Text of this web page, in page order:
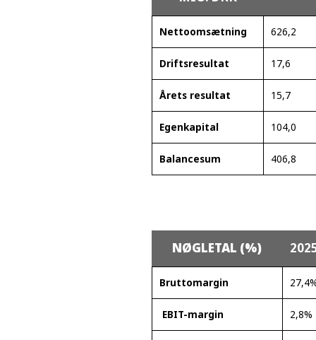
Nettoomsætning 626,2
Driftsresultat 17,6
Årets resultat 15,7
Egenkapital 104,0
Balancesum 406,8
NØGLETAL (%)
Bruttomargin
EBIT-margin 2,8%